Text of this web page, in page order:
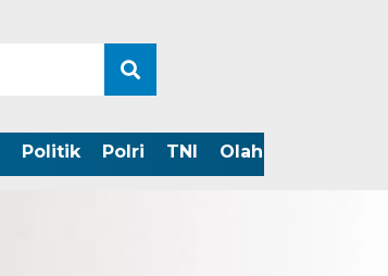
Politik Polri TNI Olahraga